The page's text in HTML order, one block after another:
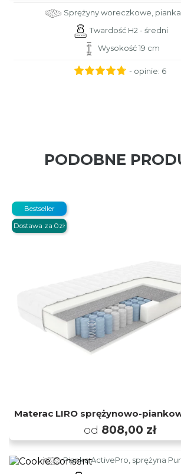
Sprężyny woreczkowe, pianka
Twardość H2 - średni
Wysokość 19 cm
- opinie: 6
PODOBNE
Materac LIRO sprężynowo-
od 808,00 zł
Pianka ActivePro, sprężyna
Bestseller
Dostawa za 0zł